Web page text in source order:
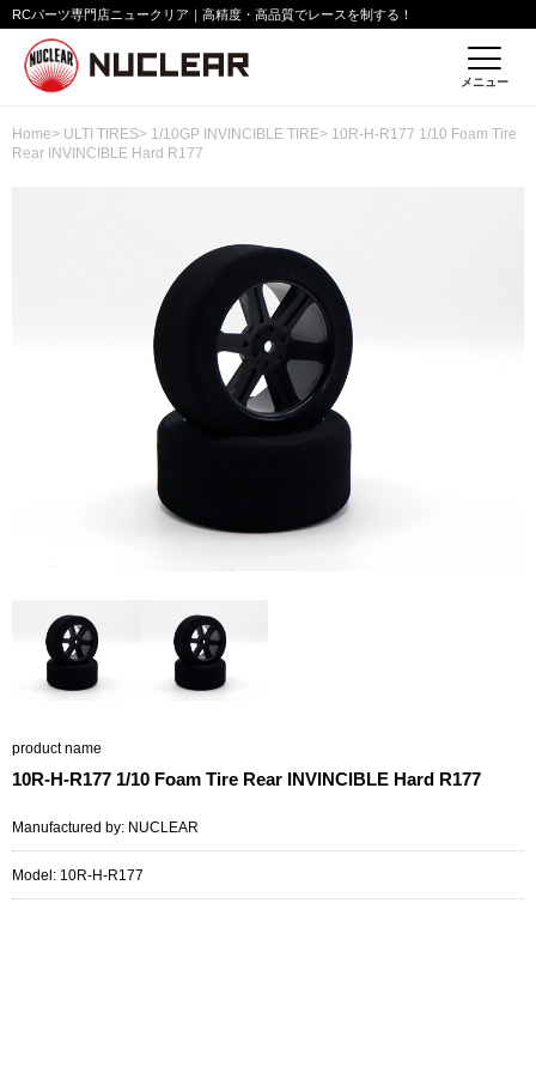
RCパーツ専門店ニュークリア｜高精度・高品質でレースを制する！
メニュー
Home> ULTI TIRES> 1/10GP INVINCIBLE TIRE> 10R-H-R177 1/10 Foam Tire
Rear INVINCIBLE Hard R177
product name
10R-H-R177 1/10 Foam Tire Rear INVINCIBLE Hard R177
Manufactured by: NUCLEAR
Model: 10R-H-R177